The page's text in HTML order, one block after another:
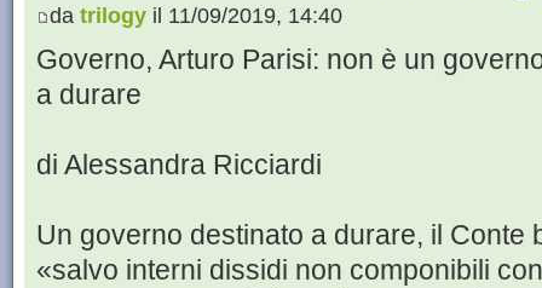
da trilogy il 11/09/2019, 14:40
Governo, Arturo Parisi: non è un
a durare
di Alessandra Ricciardi
Un governo destinato a durare, il Conte
«salvo interni dissidi non componibili